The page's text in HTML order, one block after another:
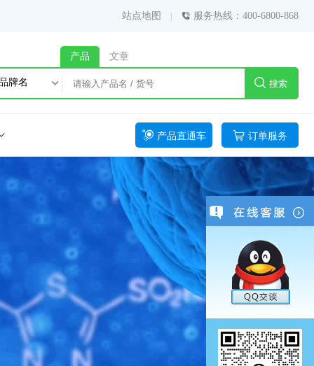
站点地图 服务热线：400-6800-868
产品 文章
牌名 搜索
产品直通车 订单服务